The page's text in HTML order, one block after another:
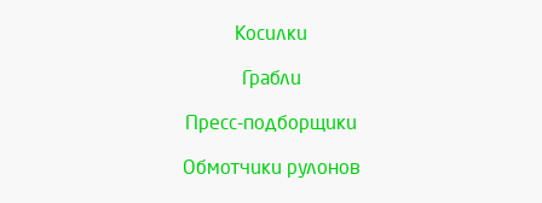
Косилки
Грабли
Пресс-подборщики
Обмотчики рулонов